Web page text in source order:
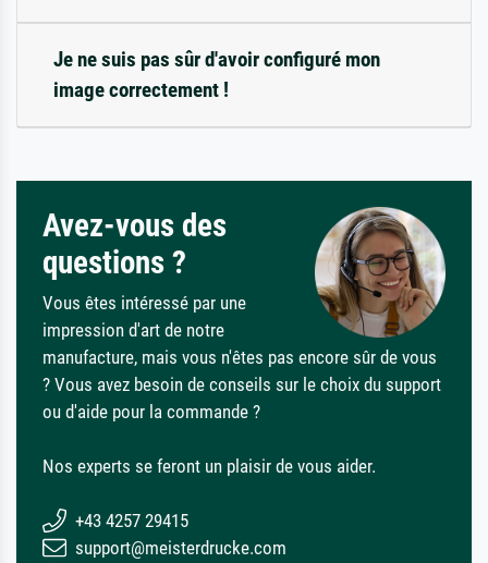
Je ne suis pas sûr d'avoir configuré mon
image correctement !
Avez-vous des
questions ?
Vous êtes intéressé par une
impression d'art de notre
manufacture, mais vous n'êtes pas encore sûr de vous
? Vous avez besoin de conseils sur le choix du support
ou d'aide pour la commande ?
Nos experts se feront un plaisir de vous aider.
+43 4257 29415
support@meisterdrucke.com